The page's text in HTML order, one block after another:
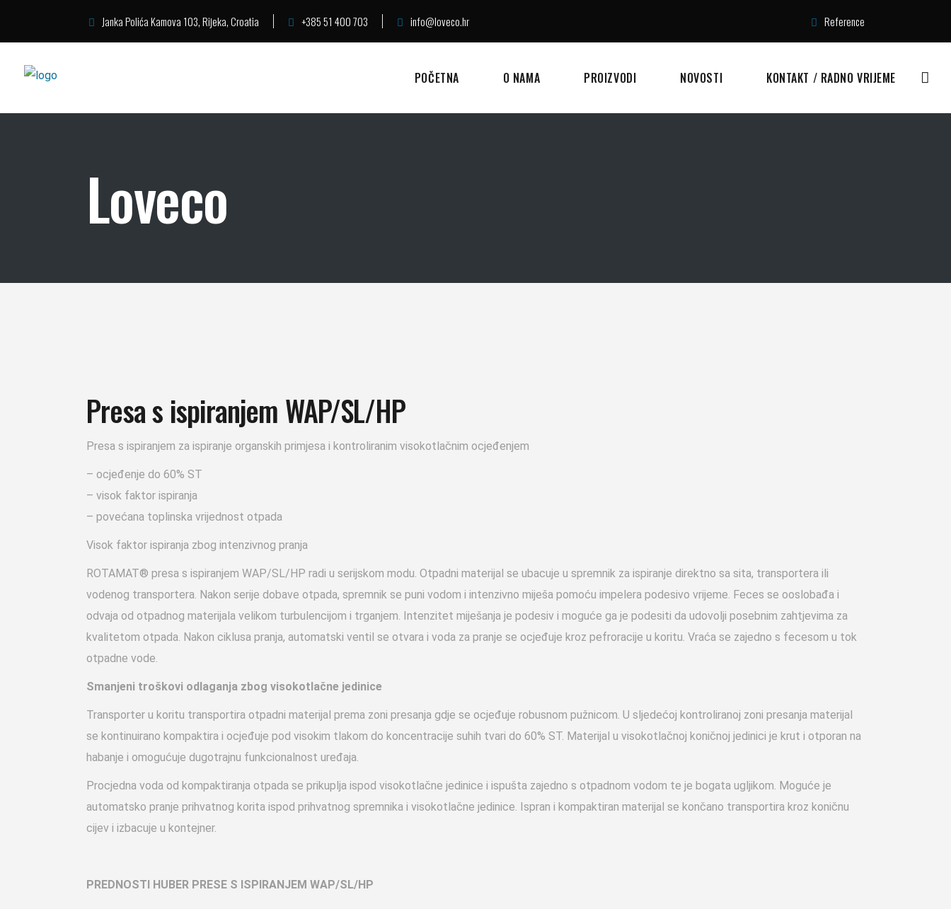
Janka Polića Kamova 103, Rijeka, Croatia +385 51 400 703 info@loveco.hr Reference
POČETNA O NAMA PROIZVODI NOVOSTI KONTAKT / RADNO VRIJEME
Loveco
Presa s ispiranjem WAP/SL/HP
Presa s ispiranjem za ispiranje organskih primjesa i kontroliranim visokotlačnim ocjeđenjem
– ocjeđenje do 60% ST
– visok faktor ispiranja
– povećana toplinska vrijednost otpada
Visok faktor ispiranja zbog intenzivnog pranja
ROTAMAT® presa s ispiranjem WAP/SL/HP radi u serijskom modu. Otpadni materijal se ubacuje u spremnik za ispiranje direktno sa sita, transportera ili
vodenog transportera. Nakon serije dobave otpada, spremnik se puni vodom i intenzivno miješa pomoću impelera podesivo vrijeme. Feces se ooslobađa i
odvaja od otpadnog materijala velikom turbulencijom i trganjem. Intenzitet miješanja je podesiv i moguće ga je podesiti da udovolji posebnim zahtjevima za
kvalitetom otpada. Nakon ciklusa pranja, automatski ventil se otvara i voda za pranje se ocjeđuje kroz pefroracije u koritu. Vraća se zajedno s fecesom u tok
otpadne vode.
Smanjeni troškovi odlaganja zbog visokotlačne jedinice
Transporter u koritu transportira otpadni materijal prema zoni presanja gdje se ocjeđuje robusnom pužnicom. U sljedećoj kontroliranoj zoni presanja materijal
se kontinuirano kompaktira i ocjeđuje pod visokim tlakom do koncentracije suhih tvari do 60% ST. Materijal u visokotlačnoj koničnoj jedinici je krut i otporan na
habanje i omogućuje dugotrajnu funkcionalnost uređaja.
Procjedna voda od kompaktiranja otpada se prikuplja ispod visokotlačne jedinice i ispušta zajedno s otpadnom vodom te je bogata ugljikom. Moguće je
automatsko pranje prihvatnog korita ispod prihvatnog spremnika i visokotlačne jedinice. Ispran i kompaktiran materijal se končano transportira kroz koničnu
cijev i izbacuje u kontejner.
PREDNOSTI HUBER PRESE S ISPIRANJEM WAP/SL/HP